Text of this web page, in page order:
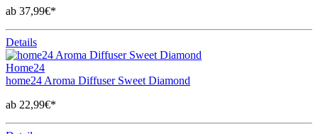
ab 37,99€*
Details
Home24
home24 Aroma Diffuser Sweet Diamond
ab 22,99€*